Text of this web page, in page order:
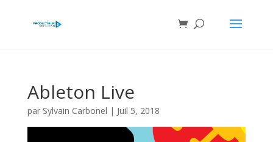
Ableton Live
par Sylvain Carbonel | Juil 5, 2018